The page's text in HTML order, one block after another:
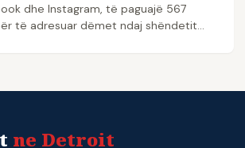
dhe Instagram, të paguajë 567
të adresuar dëmet ndaj shëndetit...
ne Detroit